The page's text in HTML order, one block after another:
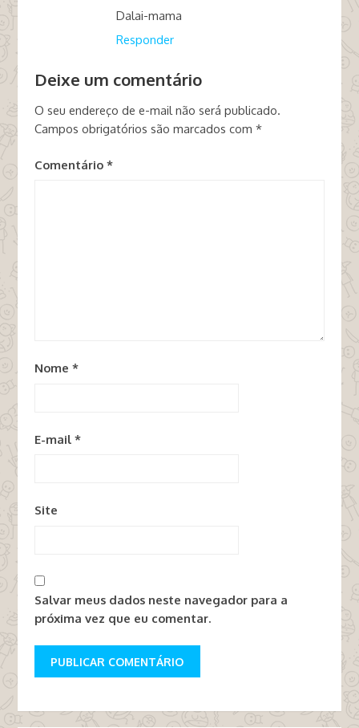
Dalai-mama
Responder
Deixe um comentário
O seu endereço de e-mail não será publicado.
Campos obrigatórios são marcados com *
Comentário *
Nome *
E-mail *
Site
Salvar meus dados neste navegador para a
próxima vez que eu comentar.